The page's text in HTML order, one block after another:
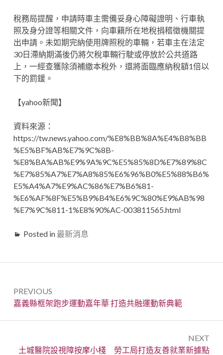
稅務局提醒，申請時車主需備妥身心障礙證明、行車執
照及身分證等相關文件，向車籍所在地稅捐稽徵機關提
出申請。未如期完納使用牌照稅的車輛，若車主在法定
30日滯納期滿後仍將欠稅車輛行駛或停放於公共道路
上，一經查獲除須補繳本稅外，還將面臨應納稅額1倍以
下的罰鍰。
【yahoo新聞】
資料來源：
https://tw.news.yahoo.com/%E8%BB%8A%E4%B8%BB
%E5%BF%AB%E7%9C%8B-
%E8%BA%AB%E9%9A%9C%E5%85%8D%E7%89%8C
%E7%85%A7%E7%A8%85%E6%96%B0%E5%88%B6%
E5%A4%A7%E9%AC%86%E7%B6%81-
%E6%AF%8F%E5%B9%B4%E6%9C%80%E9%AB%98
%E7%9C%811-1%E8%90%AC-003811565.html
Posted in 最新消息
導
PREVIOUS
Previous:
嘉義縣框架跑步運動嘉年華 打造共融運動新典範
NEXT
Next:
土城醫院設視障按摩小棧 勞工局打造友善就業新據點